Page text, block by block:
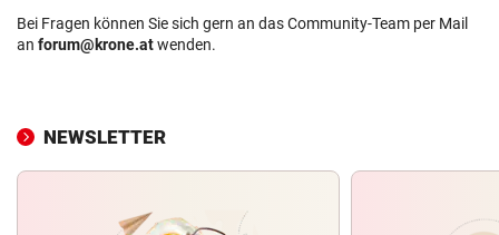
Bei Fragen können Sie sich gern an das Community-Team per Mail
an forum@krone.atwenden.
NEWSLETTER